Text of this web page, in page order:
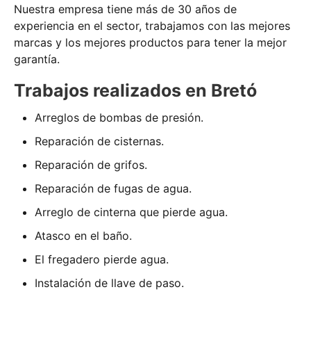
Nuestra empresa tiene más de 30 años de
experiencia en el sector, trabajamos con las mejores
marcas y los mejores productos para tener la mejor
garantía.
Trabajos realizados en Bretó
Arreglos de bombas de presión.
Reparación de cisternas.
Reparación de grifos.
Reparación de fugas de agua.
Arreglo de cinterna que pierde agua.
Atasco en el baño.
El fregadero pierde agua.
Instalación de llave de paso.